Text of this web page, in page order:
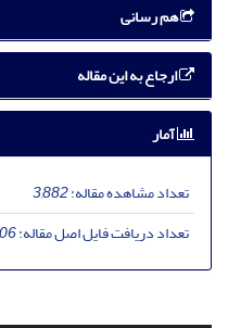
هم رسانی
ارجاع به این مقاله
آمار
تعداد مشاهده مقاله:3,882
تعداد دریافت فایل اصل مقاله: